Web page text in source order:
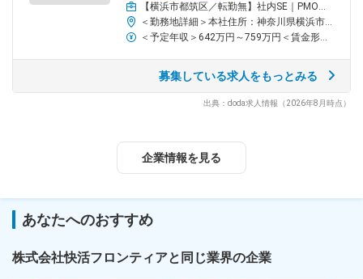
★ 職種転換を含めたジョブローテーションを通じてキャリアを磨
チーム／組織構成
健康志向のスタッフが多いです。
日々色々な刺激を受けながら働けます。
ント経験がある方 ★業界経験歓迎
【 必須要件 】
◆普通自動車運転免許（AT限定可）
【横浜市都筑区／転勤無】社内SE｜PMO◆新システム導入を支える◆快活CLUB／コート・ダジュール等
＜勤務地詳細＞本社住所：神奈川県横浜市都筑区北山田3-1-50 勤務地最寄駅：横浜市営地下鉄線／北山田駅受動喫煙対策：敷地内喫煙可能場所あり変更の範囲：会社の定める事業所
＜予定年収＞642万円～759万円＜賃金形態＞月給制＜賃金内訳＞月額（基本給）：302,000円～342,000円その他固定手当/月：115,000円～145,000円＜月給＞417,000円～487,000円＜昇給有無＞有＜残業手当＞無＜給与補足＞■賞与実績：年2回（7月・12月）賃金はあくまでも目安の金額であり、選考を通じて上下する可能性があります。月給(月額)は固定手当を含めた表記です。
募集している求人をもっとみる
出典：doda求人情報（2026年8月時点）
企業情報を見る
あなたへのおすすめ
株式会社快活フロンティアと同じ業界の企業